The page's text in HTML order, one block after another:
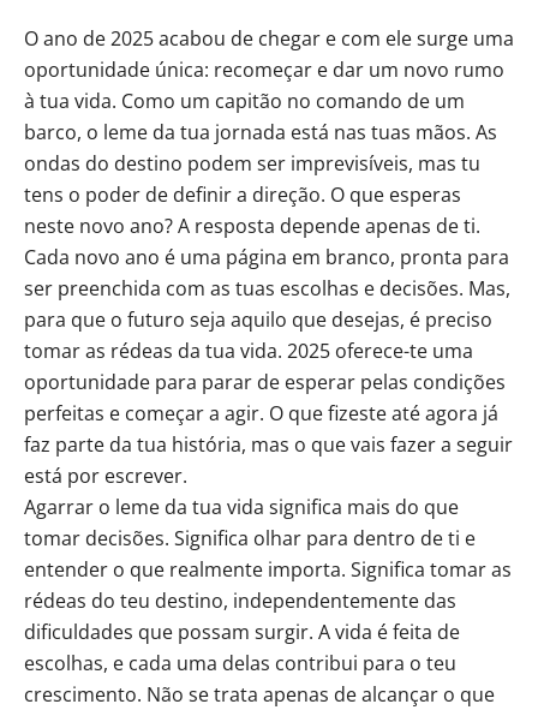
O ano de 2025 acabou de chegar e com ele surge uma
oportunidade única: recomeçar e dar um novo rumo
à tua vida. Como um capitão no comando de um
barco, o leme da tua jornada está nas tuas mãos. As
ondas do destino podem ser imprevisíveis, mas tu
tens o poder de definir a direção. O que esperas
neste novo ano? A resposta depende apenas de ti.
Cada novo ano é uma página em branco, pronta para
ser preenchida com as tuas escolhas e decisões. Mas,
para que o futuro seja aquilo que desejas, é preciso
tomar as rédeas da tua vida. 2025 oferece-te uma
oportunidade para parar de esperar pelas condições
perfeitas e começar a agir. O que fizeste até agora já
faz parte da tua história, mas o que vais fazer a seguir
está por escrever.
Agarrar o leme da tua vida significa mais do que
tomar decisões. Significa olhar para dentro de ti e
entender o que realmente importa. Significa tomar as
rédeas do teu destino, independentemente das
dificuldades que possam surgir. A vida é feita de
escolhas, e cada uma delas contribui para o teu
crescimento. Não se trata apenas de alcançar o que